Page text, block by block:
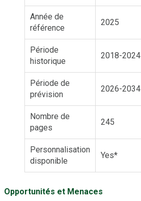
Année de
référence
2025
Période
historique
2018-2024
Période de
prévision
2026-2034
Nombre de
pages
245
Personnalisation
disponible
Yes*
Opportunités et Menaces